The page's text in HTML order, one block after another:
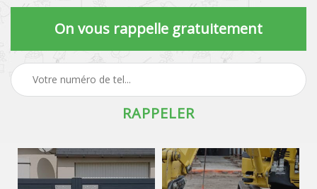
On vous rappelle gratuitement